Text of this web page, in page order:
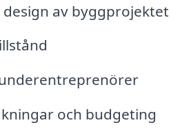
design av byggprojektet
och budgeting